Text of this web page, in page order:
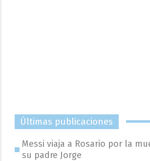
Últimas publicaciones
Messi viaja a Rosario por la
su padre Jorge